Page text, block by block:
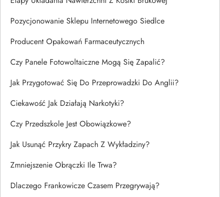
Pozycjonowanie Sklepu Internetowego Siedlce
Producent Opakowań Farmaceutycznych
Czy Panele Fotowoltaiczne Mogą Się Zapalić?
Jak Przygotować Się Do Przeprowadzki Do Anglii?
Ciekawość Jak Działają Narkotyki?
Czy Przedszkole Jest Obowiązkowe?
Jak Usunąć Przykry Zapach Z Wykładziny?
Zmniejszenie Obrączki Ile Trwa?
Dlaczego Frankowicze Czasem Przegrywają?